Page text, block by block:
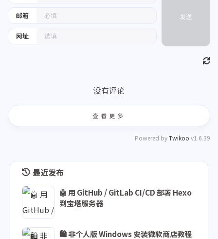
邮箱
网址
发送
没有评论
查看更多
Powered byTwikoo v1.6.39
最近发布
🤖 用 GitHub / GitLab CI/CD 部署 Hexo
到宝塔服务器
🛍️ 非个人版 Windows 安装微软商店教程